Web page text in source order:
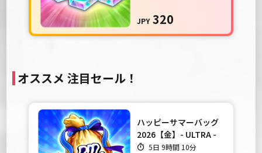
JPY 320
オススメ 注目セール！
ハッピーサマーバッグ
2026【金】- ULTRA -
5日 9時間 10分